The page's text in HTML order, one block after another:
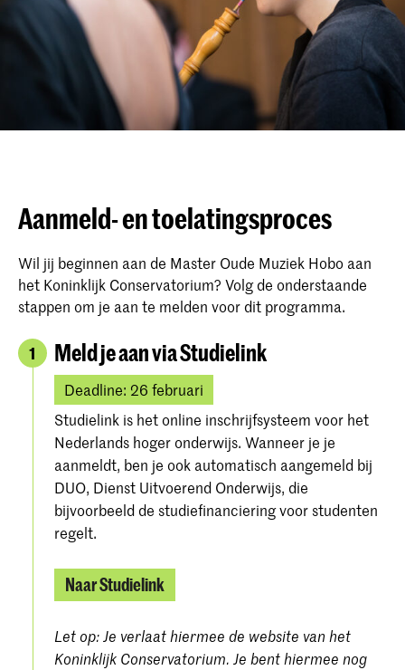
Aanmeld- en toelatingsproces
Wil jij beginnen aan de Master Oude Muziek Hobo aan
het Koninklijk Conservatorium? Volg de onderstaande
stappen om je aan te melden voor dit programma.
1 Meld je aan via Studielink
Deadline: 26 februari
Studielink is het online inschrijfsysteem voor het
Nederlands hoger onderwijs. Wanneer je je
aanmeldt, ben je ook automatisch aangemeld bij
DUO, Dienst Uitvoerend Onderwijs, die
bijvoorbeeld de studiefinanciering voor studenten
regelt.
Naar Studielink
Let op: Je verlaat hiermee de website van het
Koninklijk Conservatorium. Je bent hiermee nog